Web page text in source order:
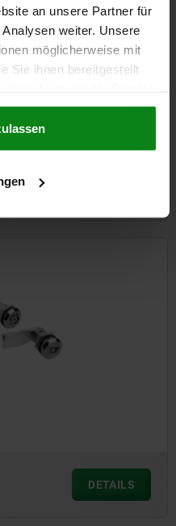
an unsere Partner für
weiter. Unsere
möglicherweise mit
Sie ihnen bereitgestellt
32 mm
DETAILS